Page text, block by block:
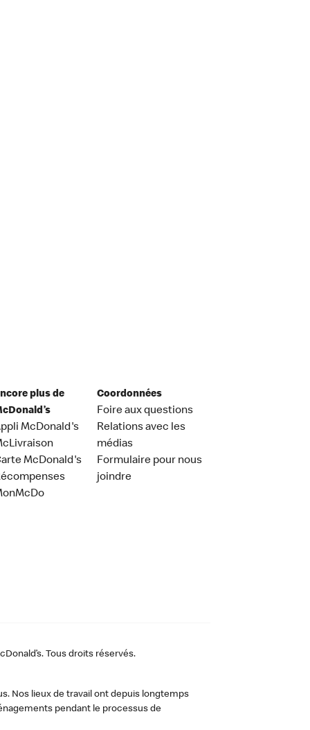
plus de
McDonald's
McDonald's
Coordonnées
Foire aux questions
Relations avec les
médias
Formulaire pour nous
joindre
Tous droits réservés.
Nos lieux de travail ont depuis longtemps
pendant le processus de